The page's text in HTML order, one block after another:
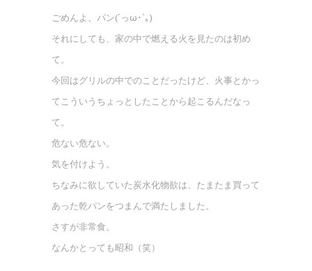
ごめんよ、パン(´っω･`｡)
それにしても、家の中で燃える火を見たのは初め
て。
今回はグリルの中でのことだったけど、火事とかっ
てこういうちょっとしたことから起こるんだなっ
て。
危ない危ない。
気を付けよう。
ちなみに欲していた炭水化物欲は、たまたま買って
あった乾パンをつまんで満たしました。
さすが非常食。
なんかとっても昭和（笑）